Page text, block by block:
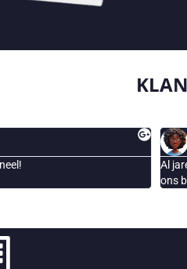
slimme opladers onze laadpalen op